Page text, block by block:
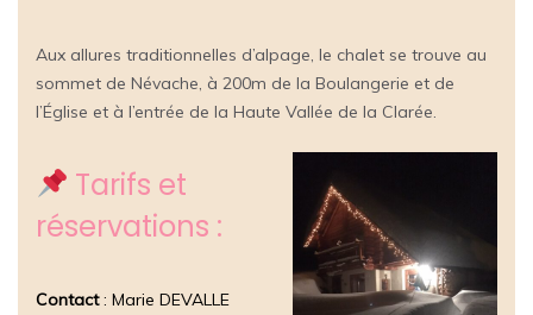
Aux allures traditionnelles d’alpage, le chalet se trouve au
sommet de Névache, à 200m de la Boulangerie et de
l’Église et à l’entrée de la Haute Vallée de la Clarée.
Tarifs et
réservations :
Contact: Marie DEVALLE